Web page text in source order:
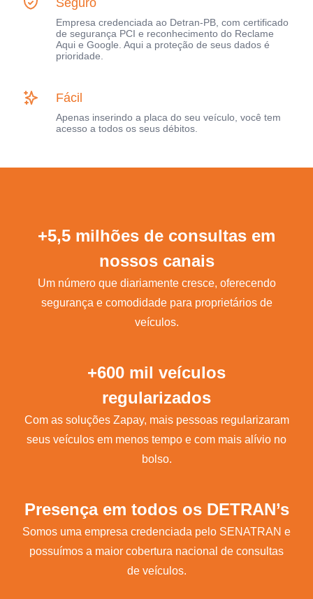
Seguro
Empresa credenciada ao Detran-PB, com certificado
de segurança PCI e reconhecimento do Reclame
Aqui e Google. Aqui a proteção de seus dados é
prioridade.
Fácil
Apenas inserindo a placa do seu veículo, você tem
acesso a todos os seus débitos.
+5,5 milhões de consultas em
nossos canais
Um número que diariamente cresce, oferecendo
segurança e comodidade para proprietários de
veículos.
+600 mil veículos
regularizados
Com as soluções Zapay, mais pessoas regularizaram
seus veículos em menos tempo e com mais alívio no
bolso.
Presença em todos os DETRAN’s
Somos uma empresa credenciada pelo SENATRAN e
possuímos a maior cobertura nacional de consultas
de veículos.